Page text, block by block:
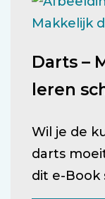
Darts –
leren
Wil je de
darts
dit e-Book